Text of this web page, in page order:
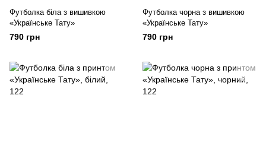
Футболка біла з вишивкою
«Українське Тату»
790 грн
Футболка чорна з вишивкою
«Українське Тату»
790 грн